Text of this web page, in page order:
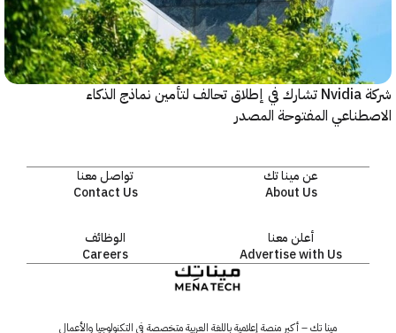
شركة Nvidia تشارك في إطلاق تحالف لتأمين نماذج الذكاء
المفتوحة المصدر
عن مينا تك
About Us
تواصل معنا
Contact Us
أعلن معنا
Advertise with Us
الوظائف
Careers
مينا تك – أكبر منصة إعلامية باللغة العربية متخصصة في التكنولوجيا والأعمال